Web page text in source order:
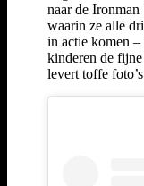
naar de
waarin ze alle
in actie komen –
kinderen de
levert toffe